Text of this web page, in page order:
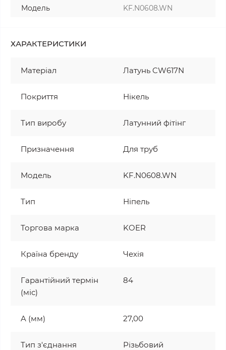
Модель
KF.N0608.WN
ХАРАКТЕРИСТИКИ
Матеріал Латунь CW617N
Покриття Нікель
Тип виробу Латунний фітінг
Призначення Для труб
Модель KF.N0608.WN
Тип Ніпель
Торгова марка KOER
Країна бренду Чехія
Гарантійний термін
(міс)
84
A (мм) 27,00
Тип з'єднання Різьбовий